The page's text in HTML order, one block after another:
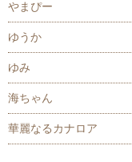
やまぴー
ゆうか
ゆみ
海ちゃん
華麗なるカナロア